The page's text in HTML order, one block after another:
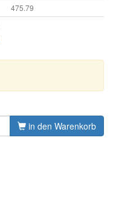
475.79
in den Warenkorb